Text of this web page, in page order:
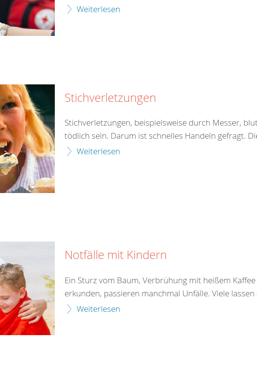
Weiterlesen
Stichverletzungen
Stichverletzungen, beispielsweise durch Messer,
tödlich sein. Darum ist schnelles Handeln gefragt.
Weiterlesen
Notfälle mit Kindern
Ein Sturz vom Baum, Verbrühung mit heißem
erkunden, passieren manchmal Unfälle. Viele
Weiterlesen